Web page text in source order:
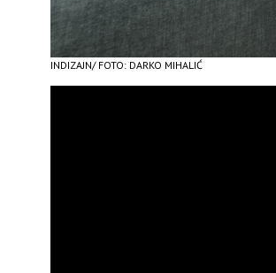
INDIZAJN/ FOTO: DARKO MIHALIĆ